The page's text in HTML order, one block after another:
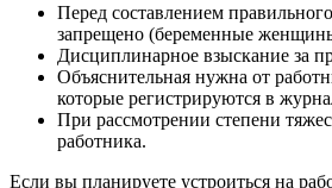
Перед составлением
запрещено (беременные
Дисциплинарное взыскание за
Объяснительная нужна от
которые регистрируются в
При рассмотрении степени
работника.
Если вы планируете устроиться на